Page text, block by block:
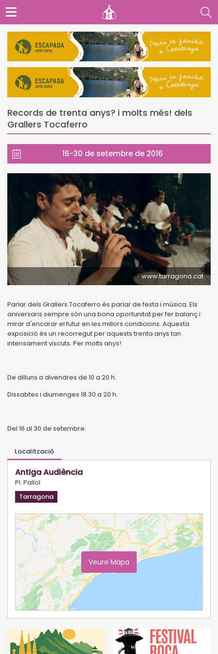
Records de trenta anys? i molts més! dels
Grallers Tocaferro
16-30 de setembre de 2016
www.tarragona.cat
Parlar dels Grallers Tocaferro és parlar de festa i música. Els
aniversaris sempre són una bona oportunitat per fer balanç i
mirar d'encarar el futur en les millors condicions. Aquesta
exposició és un recorregut per aquests trenta anys tan
intensament viscuts. Per molts anys!
De dilluns a divendres de 10 a 20 h.
Dissabtes i diumenges 18.30 a 20 h.
Del 16 al 30 de setembre.
Localització
Antiga Audiència
Pl. Pallol
Tarragona
Veure Mapa